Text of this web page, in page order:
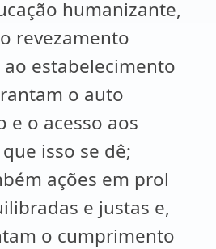
humanizante,
revezamento
estabelecimento
o auto
e o acesso aos
isso se dê;
ações em prol
e justas e,
o cumprimento